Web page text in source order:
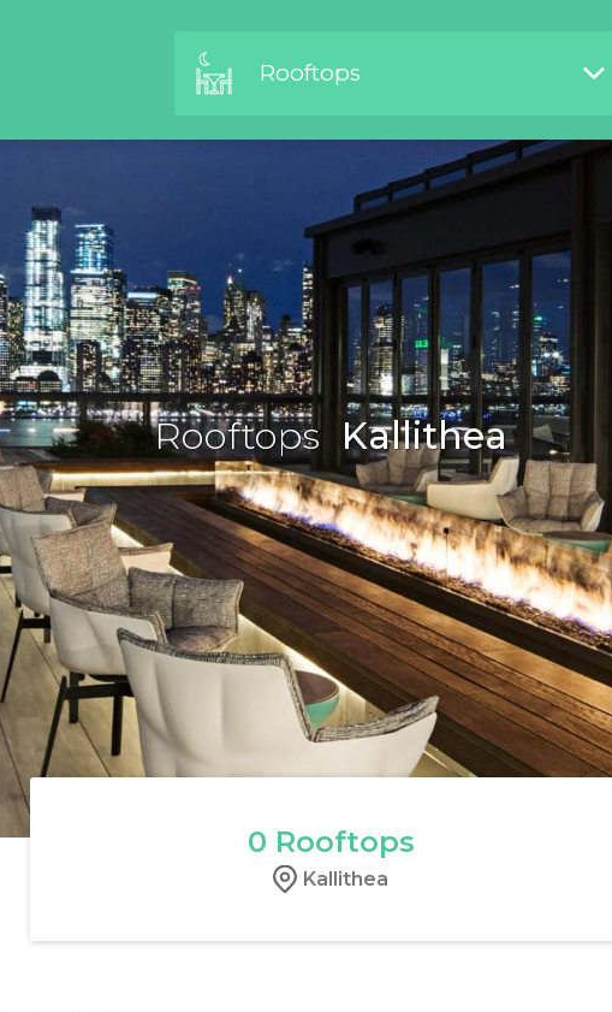
Rooftops
Rooftops Kallithea
0 Rooftops
Kallithea